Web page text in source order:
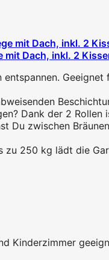
mit Dach, inkl. 2
Geeignet
Dank der 2 Rollen
Du zwischen
zu 250 kg lädt die
Kinderzimmer